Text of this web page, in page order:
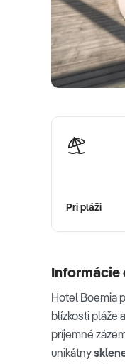
Pri pláži
Informácie
Hotel Boemia
blízkosti pláže
príjemné
unikátny